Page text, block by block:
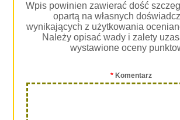
Wpis powinien zawierać dość
opartą na własnych
wynikających z użytkowania
Należy opisać wady i zalety
wystawione oceny
*Komentarz